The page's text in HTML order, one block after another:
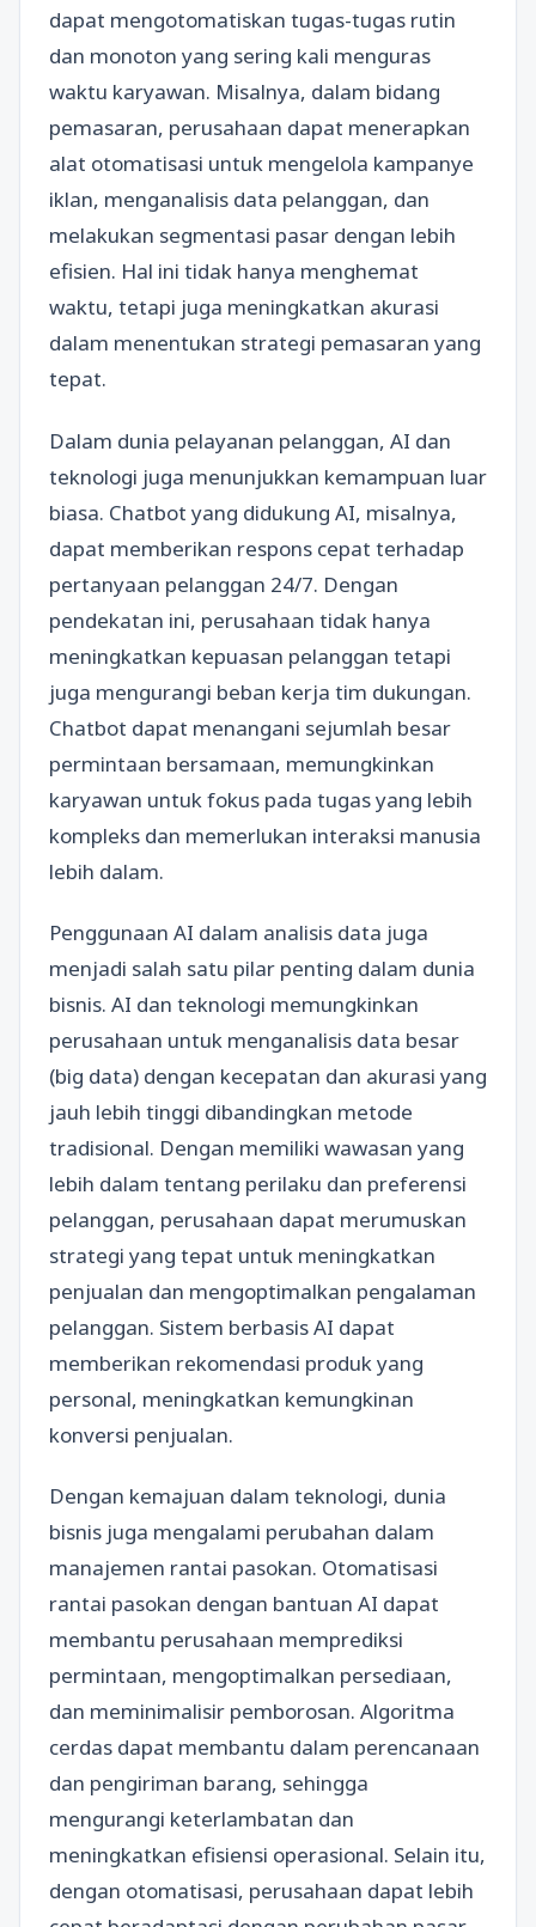
dapat mengotomatiskan tugas-tugas rutin
dan monoton yang sering kali menguras
waktu karyawan. Misalnya, dalam bidang
pemasaran, perusahaan dapat menerapkan
alat otomatisasi untuk mengelola kampanye
iklan, menganalisis data pelanggan, dan
melakukan segmentasi pasar dengan lebih
efisien. Hal ini tidak hanya menghemat
waktu, tetapi juga meningkatkan akurasi
dalam menentukan strategi pemasaran yang
tepat.
Dalam dunia pelayanan pelanggan, AI dan
teknologi juga menunjukkan kemampuan luar
biasa. Chatbot yang didukung AI, misalnya,
dapat memberikan respons cepat terhadap
pertanyaan pelanggan 24/7. Dengan
pendekatan ini, perusahaan tidak hanya
meningkatkan kepuasan pelanggan tetapi
juga mengurangi beban kerja tim dukungan.
Chatbot dapat menangani sejumlah besar
permintaan bersamaan, memungkinkan
karyawan untuk fokus pada tugas yang lebih
kompleks dan memerlukan interaksi manusia
lebih dalam.
Penggunaan AI dalam analisis data juga
menjadi salah satu pilar penting dalam dunia
bisnis. AI dan teknologi memungkinkan
perusahaan untuk menganalisis data besar
(big data) dengan kecepatan dan akurasi yang
jauh lebih tinggi dibandingkan metode
tradisional. Dengan memiliki wawasan yang
lebih dalam tentang perilaku dan preferensi
pelanggan, perusahaan dapat merumuskan
strategi yang tepat untuk meningkatkan
penjualan dan mengoptimalkan pengalaman
pelanggan. Sistem berbasis AI dapat
memberikan rekomendasi produk yang
personal, meningkatkan kemungkinan
konversi penjualan.
Dengan kemajuan dalam teknologi, dunia
bisnis juga mengalami perubahan dalam
manajemen rantai pasokan. Otomatisasi
rantai pasokan dengan bantuan AI dapat
membantu perusahaan memprediksi
permintaan, mengoptimalkan persediaan,
dan meminimalisir pemborosan. Algoritma
cerdas dapat membantu dalam perencanaan
dan pengiriman barang, sehingga
mengurangi keterlambatan dan
meningkatkan efisiensi operasional. Selain itu,
dengan otomatisasi, perusahaan dapat lebih